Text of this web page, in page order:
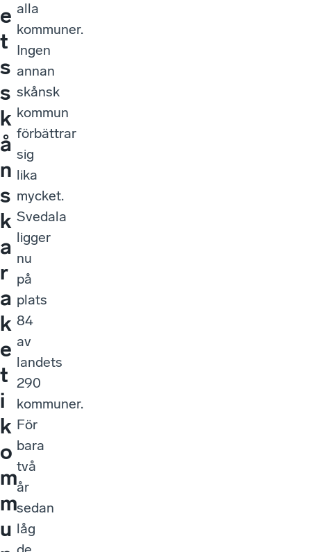
e
t
s
s
k
å
n
s
k
a
r
a
k
e
t
i
k
o
m
m
u
alla
kommuner.
Ingen
annan
skånsk
kommun
förbättrar
sig
lika
mycket.
Svedala
ligger
nu
på
plats
84
av
landets
290
kommuner.
För
bara
två
år
sedan
låg